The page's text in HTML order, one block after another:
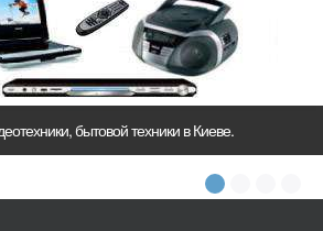
бытовой техники в Киеве.